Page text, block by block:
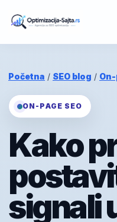
Početna / SEO blog / On-
ON-PAGE SEO
Kako
signali